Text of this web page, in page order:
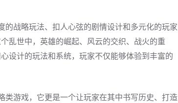
的战略玩法、扣人心弦的剧情设计和多元化的玩家
乱世中，英雄的崛起、风云的交织、战火的重
设计的玩法和系统，玩家不仅能够体验到丰富的
游戏，它更是一个让玩家在其中书写历史、打造